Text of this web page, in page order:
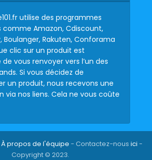
utilise des programmes
comme Amazon, Cdiscount,
Boulanger, Rakuten, Conforama
clic sur un produit est
vous renvoyer vers l’un des
Si vous décidez de
un produit, nous recevons une
via nos liens. Cela ne vous coûte
À propos de l'équipe - Contactez-nous ici -
Copyright © 2023.